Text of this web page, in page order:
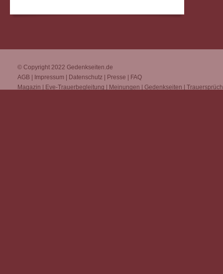
© Copyright 2022 Gedenkseiten.de
AGB
Impressum Datenschutz Presse
FAQ
Magazin
Eve-Trauerbegleitung Meinungen Gedenkseiten